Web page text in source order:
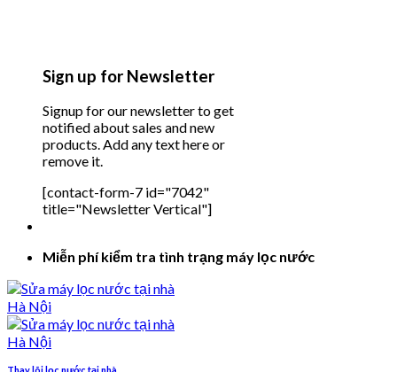
Sign up for Newsletter
Signup for our newsletter to get
notified about sales and new
products. Add any text here or
remove it.
[contact-form-7 id="7042"
title="Newsletter Vertical"]
Miễn phí kiểm tra tình trạng máy lọc nước